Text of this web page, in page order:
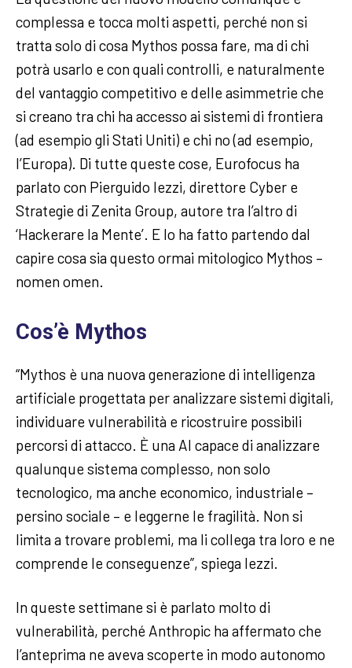
complessa e tocca molti aspetti, perché non si
tratta solo di cosa Mythos possa fare, ma di chi
potrà usarlo e con quali controlli, e naturalmente
del vantaggio competitivo e delle asimmetrie che
si creano tra chi ha accesso ai sistemi di frontiera
(ad esempio gli Stati Uniti) e chi no (ad esempio,
l’Europa). Di tutte queste cose, Eurofocus ha
parlato con Pierguido Iezzi, direttore Cyber e
Strategie di Zenita Group, autore tra l’altro di
‘Hackerare la Mente’. E lo ha fatto partendo dal
capire cosa sia questo ormai mitologico Mythos –
nomen omen.
Cos’è Mythos
“Mythos è una nuova generazione di intelligenza
artificiale progettata per analizzare sistemi digitali,
individuare vulnerabilità e ricostruire possibili
percorsi di attacco. È una AI capace di analizzare
qualunque sistema complesso, non solo
tecnologico, ma anche economico, industriale –
persino sociale – e leggerne le fragilità. Non si
limita a trovare problemi, ma li collega tra loro e ne
comprende le conseguenze”, spiega Iezzi.
In queste settimane si è parlato molto di
vulnerabilità, perché Anthropic ha affermato che
l’anteprima ne aveva scoperte in modo autonomo